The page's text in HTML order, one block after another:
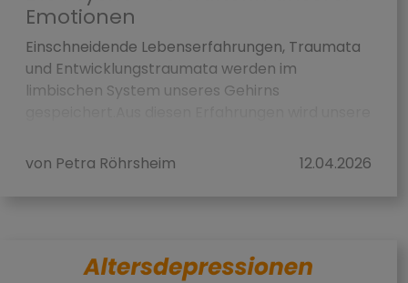
Emotionen
Einschneidende Lebenserfahrungen, Traumata
und Entwicklungstraumata werden im
limbischen System unseres Gehirns
von Petra Röhrsheim
12.04.2026